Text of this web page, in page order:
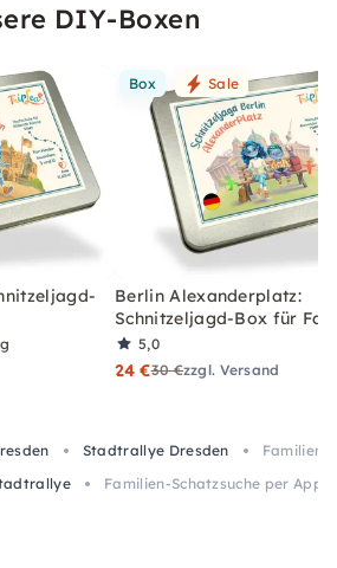
DIY-Boxen
Box Sale
Berlin Alexanderplatz:
Schnitzeljagd-Box für
5,0
24 €30 €zzgl. Versand
Stadtrallye Dresden
Familien-
Familien-Schatzsuche per App